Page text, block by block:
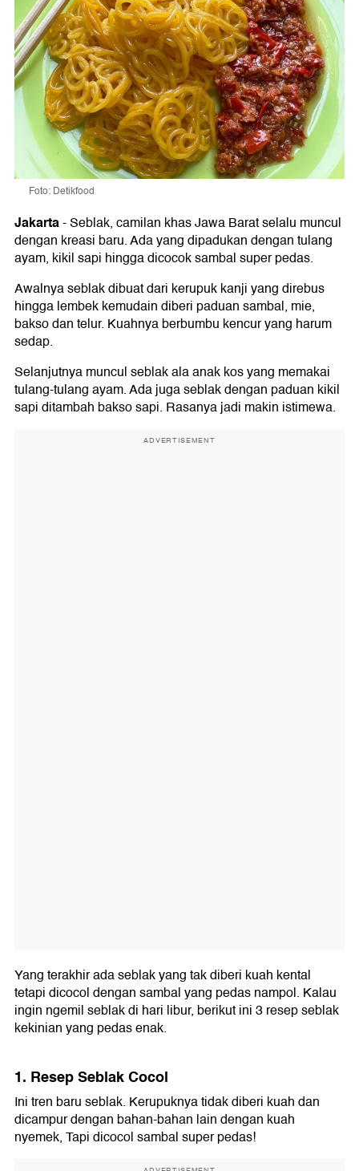
Foto: Detikfood
Jakarta-Seblak, camilan khas Jawa Barat selalu muncul
dengan kreasi baru. Ada yang dipadukan dengan tulang
ayam, kikil sapi hingga dicocok sambal super pedas.
Awalnya seblak dibuat dari kerupuk kanji yang direbus
hingga lembek kemudain diberi paduan sambal, mie,
bakso dan telur. Kuahnya berbumbu kencur yang harum
sedap.
Selanjutnya muncul seblak ala anak kos yang memakai
tulang-tulang ayam. Ada juga seblak dengan paduan kikil
sapi ditambah bakso sapi. Rasanya jadi makin istimewa.
ADVERTISEMENT
Yang terakhir ada seblak yang tak diberi kuah kental
tetapi dicocol dengan sambal yang pedas nampol. Kalau
ingin ngemil seblak di hari libur, berikut ini 3 resep seblak
kekinian yang pedas enak.
1. Resep Seblak Cocol
Ini tren baru seblak. Kerupuknya tidak diberi kuah dan
dicampur dengan bahan-bahan lain dengan kuah
nyemek, Tapi dicocol sambal super pedas!